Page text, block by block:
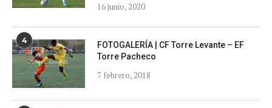
16 junio, 2020
4
FOTOGALERÍA | CF Torre Levante – EF
Torre Pacheco
7 febrero, 2018